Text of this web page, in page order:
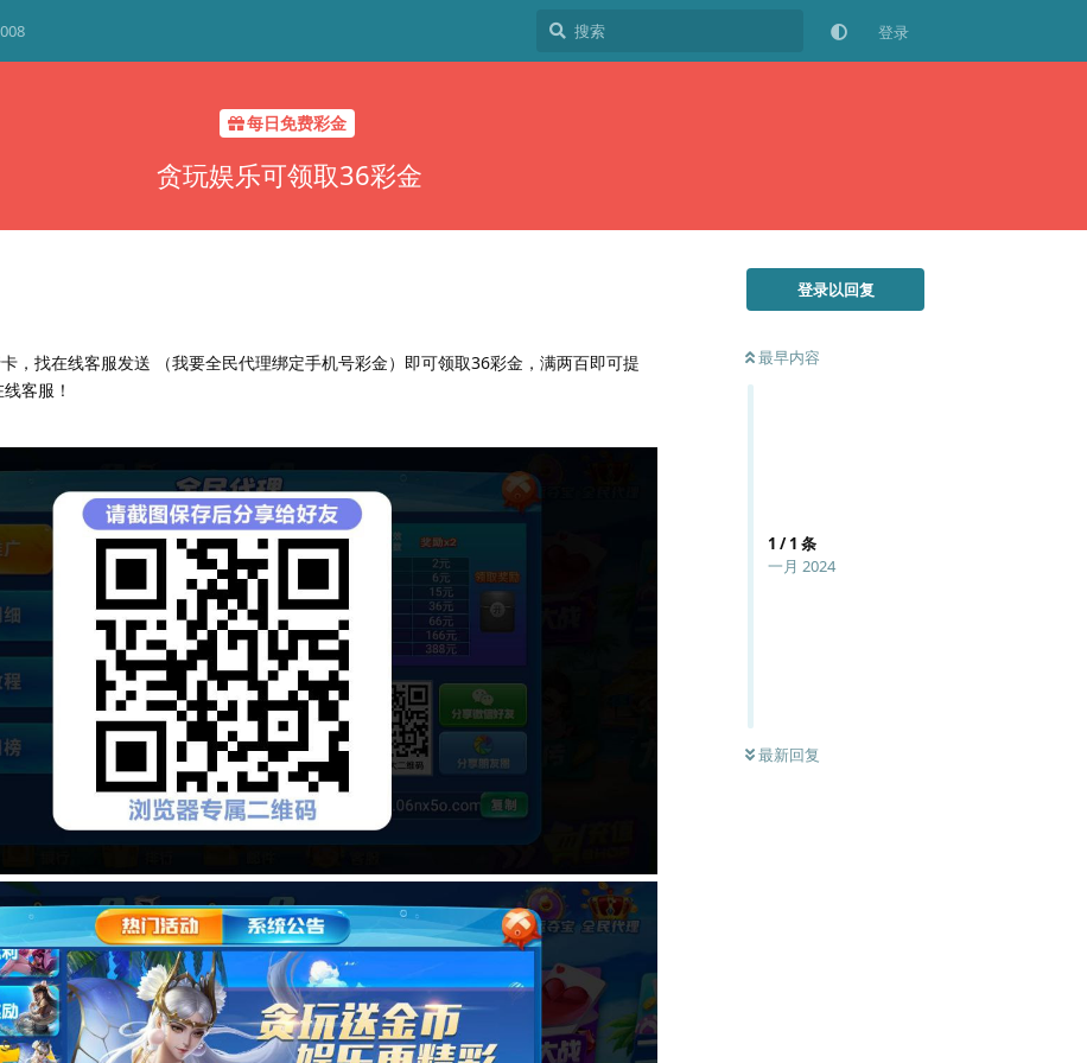
登录
每日免费彩金
贪玩娱乐可领取36彩金
登录以回复
最早内容
1 /1 条
一月 2024
最新回复
，找在线客服发送 （我要全民代理绑定手机号彩金）即可领取36彩金，满两百即可提
客服！